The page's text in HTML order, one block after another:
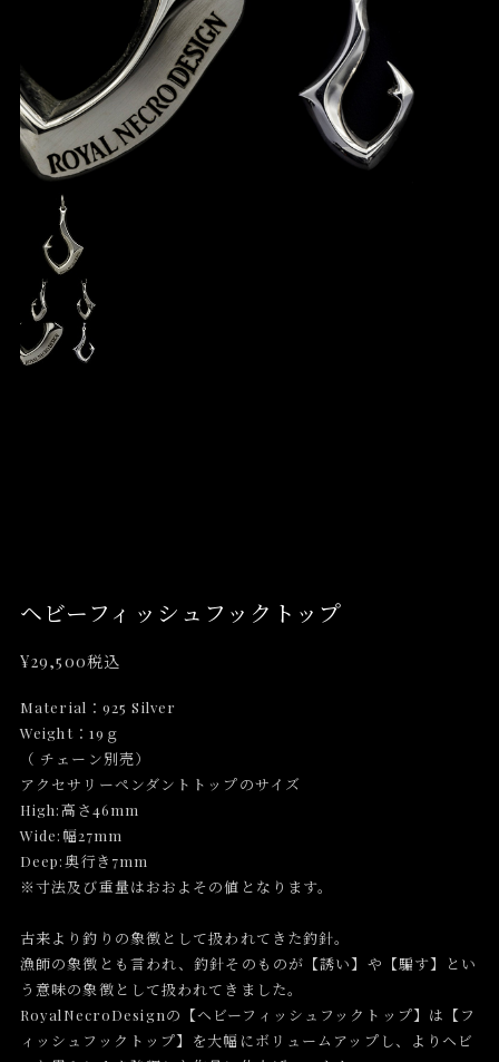
ヘビーフィッシュフックトップ
¥29,500税込
Material：925 Silver
Weight：19ｇ
（ チェーン別売）
アクセサリーペンダントトップのサイズ
High:高さ46mm
Wide:幅27mm
Deep:奥行き7mm
※寸法及び重量はおおよその値となります。
古来より釣りの象徴として扱われてきた釣針。
漁師の象徴とも言われ、釣針そのものが【誘い】や【騙す】とい
う意味の象徴として扱われてきました。
RoyalNecroDesignの【ヘビーフィッシュフックトップ】は【フ
ィッシュフックトップ】を大幅にボリュームアップし、よりヘビ